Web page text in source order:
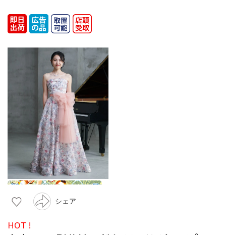
シェア
HOT !